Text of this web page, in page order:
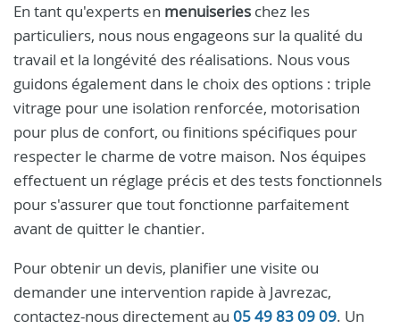
En tant qu'experts en menuiseries chez les
particuliers, nous nous engageons sur la qualité du
travail et la longévité des réalisations. Nous vous
guidons également dans le choix des options : triple
vitrage pour une isolation renforcée, motorisation
pour plus de confort, ou finitions spécifiques pour
respecter le charme de votre maison. Nos équipes
effectuent un réglage précis et des tests fonctionnels
pour s'assurer que tout fonctionne parfaitement
avant de quitter le chantier.
Pour obtenir un devis, planifier une visite ou
demander une intervention rapide à Javrezac,
contactez-nous directement au 05 49 83 09 09. Un